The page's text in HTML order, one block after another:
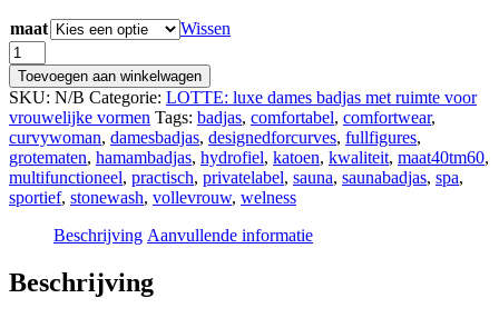
maat
Wissen
Badjas
extra
overslag:
Oker
geel
aantal
Toevoegen aan winkelwagen
SKU: N/B Categorie: LOTTE: luxe dames badjas met ruimte voor
vrouwelijke vormen Tags: badjas, comfortabel, comfortwear,
curvywoman, damesbadjas, designedforcurves, fullfigures,
grotematen, hamambadjas, hydrofiel, katoen, kwaliteit, maat40tm60,
multifunctioneel, practisch, privatelabel, sauna, saunabadjas, spa,
sportief, stonewash, vollevrouw, welness
Beschrijving Aanvullende informatie
Beschrijving